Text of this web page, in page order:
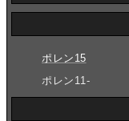
ポレン15
ポレン11-